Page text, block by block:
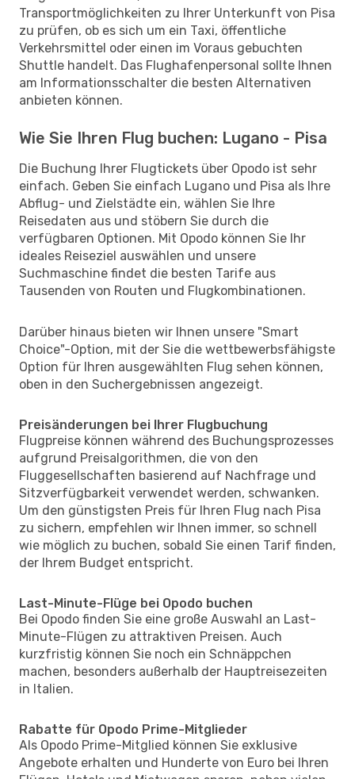
Transportmöglichkeiten zu Ihrer Unterkunft von Pisa
zu prüfen, ob es sich um ein Taxi, öffentliche
Verkehrsmittel oder einen im Voraus gebuchten
Shuttle handelt. Das Flughafenpersonal sollte Ihnen
am Informationsschalter die besten Alternativen
anbieten können.
Wie Sie Ihren Flug buchen: Lugano - Pisa
Die Buchung Ihrer Flugtickets über Opodo ist sehr
einfach. Geben Sie einfach Lugano und Pisa als Ihre
Abflug- und Zielstädte ein, wählen Sie Ihre
Reisedaten aus und stöbern Sie durch die
verfügbaren Optionen. Mit Opodo können Sie Ihr
ideales Reiseziel auswählen und unsere
Suchmaschine findet die besten Tarife aus
Tausenden von Routen und Flugkombinationen.
Darüber hinaus bieten wir Ihnen unsere "Smart
Choice"-Option, mit der Sie die wettbewerbsfähigste
Option für Ihren ausgewählten Flug sehen können,
oben in den Suchergebnissen angezeigt.
Preisänderungen bei Ihrer Flugbuchung
Flugpreise können während des Buchungsprozesses
aufgrund Preisalgorithmen, die von den
Fluggesellschaften basierend auf Nachfrage und
Sitzverfügbarkeit verwendet werden, schwanken.
Um den günstigsten Preis für Ihren Flug nach Pisa
zu sichern, empfehlen wir Ihnen immer, so schnell
wie möglich zu buchen, sobald Sie einen Tarif finden,
der Ihrem Budget entspricht.
Last-Minute-Flüge bei Opodo buchen
Bei Opodo finden Sie eine große Auswahl an Last-
Minute-Flügen zu attraktiven Preisen. Auch
kurzfristig können Sie noch ein Schnäppchen
machen, besonders außerhalb der Hauptreisezeiten
in Italien.
Rabatte für Opodo Prime-Mitglieder
Als Opodo Prime-Mitglied können Sie exklusive
Angebote erhalten und Hunderte von Euro bei Ihren